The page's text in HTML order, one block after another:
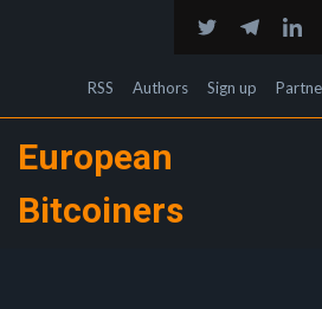
RSS Authors Sign up
European
Bitcoiners